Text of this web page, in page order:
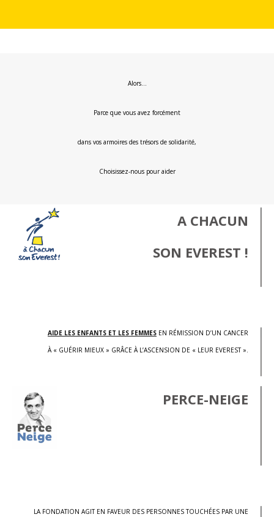
Alors…
Parce que vous avez forcément
dans vos armoires des trésors de solidarité,
Choisissez-nous pour aider
A CHACUN
SON EVEREST !
AIDE LES ENFANTS ET LES FEMMES EN RÉMISSION D’UN CANCER
À « GUÉRIR MIEUX » GRÂCE À L’ASCENSION DE « LEUR EVEREST ».
PERCE-NEIGE
LA FONDATION AGIT EN FAVEUR DES PERSONNES TOUCHÉES PAR UNE